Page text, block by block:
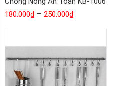
180.000₫ – 250.000₫